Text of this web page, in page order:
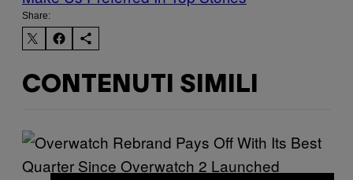
Share:
CONTENUTI SIMILI